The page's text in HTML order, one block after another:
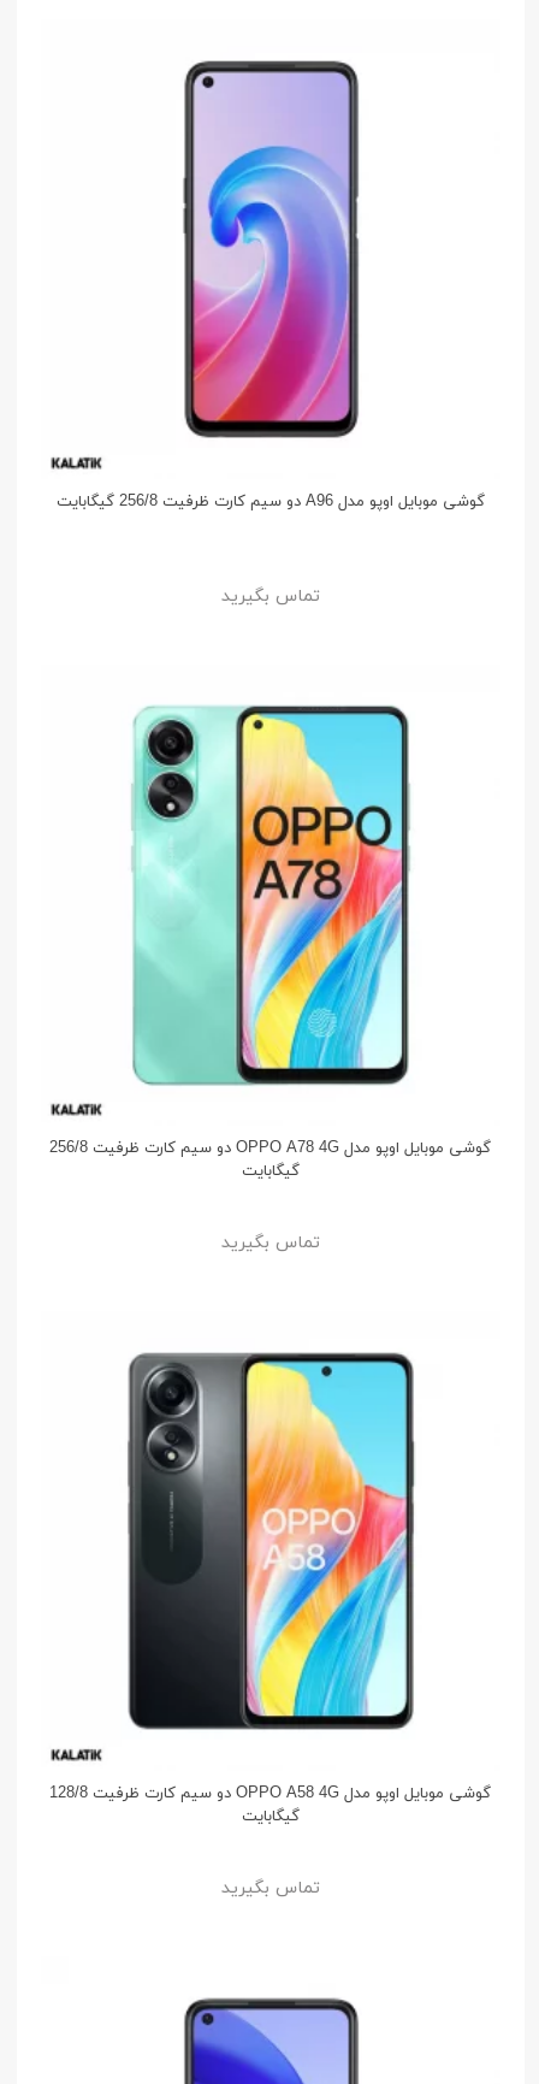
گوشی موبایل اوپو مدل A96 دو سیم کارت ظرفیت 256/8 گیگابایت
تماس بگیرید
گوشی موبایل اوپو مدل OPPO A78 4G دو سیم کارت ظرفیت 256/8
گیگابایت
تماس بگیرید
گوشی موبایل اوپو مدل OPPO A58 4G دو سیم کارت ظرفیت 128/8
گیگابایت
تماس بگیرید